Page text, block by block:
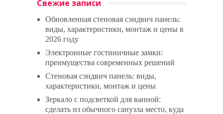
Свежие записи
Обновленная стеновая сэндвич панель:
виды, характеристики, монтаж и цены в
2026 году
Электронные гостиничные замки:
преимущества современных решений
Стеновая сэндвич панель: виды,
характеристики, монтаж и цены
Зеркало с подсветкой для ванной:
сделать из обычного санузла место, куда